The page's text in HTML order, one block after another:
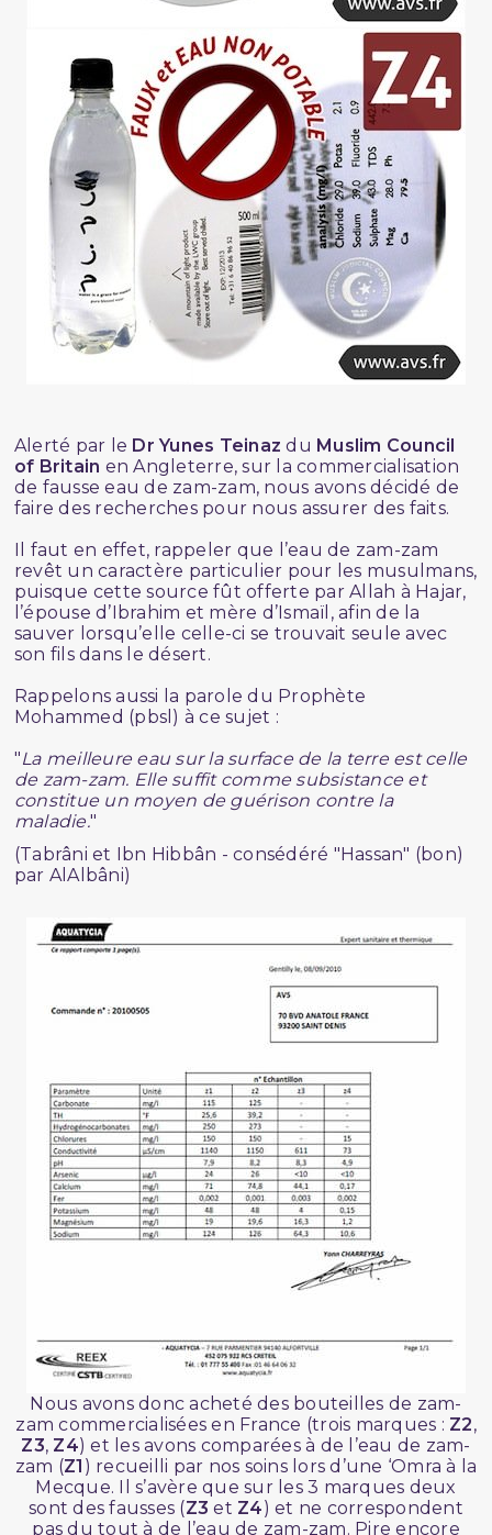
Alerté par le Dr Yunes Teinaz du Muslim Council
of Britain en Angleterre, sur la commercialisation
de fausse eau de zam-zam, nous avons décidé de
faire des recherches pour nous assurer des faits.
Il faut en effet, rappeler que l’eau de zam-zam
revêt un caractère particulier pour les musulmans,
puisque cette source fût offerte par Allah à Hajar,
l’épouse d’Ibrahim et mère d’Ismaïl, afin de la
sauver lorsqu’elle celle-ci se trouvait seule avec
son fils dans le désert.
Rappelons aussi la parole du Prophète
Mohammed (pbsl) à ce sujet :
"La meilleure eau sur la surface de la terre est celle
de zam-zam. Elle suffit comme subsistance et
constitue un moyen de guérison contre la
maladie."
(Tabrâni et Ibn Hibbân - consédéré "Hassan" (bon)
par AlAlbâni)
Nous avons donc acheté des bouteilles de zam-
zam commercialisées en France (trois marques : Z2,
Z3, Z4) et les avons comparées à de l’eau de zam-
zam (Z1 ) recueilli par nos soins lors d’une ‘Omra à la
Mecque. Il s’avère que sur les 3 marques deux
sont des fausses (Z3 et Z4) et ne correspondent
pas du tout à de l’eau de zam-zam. Pire encore